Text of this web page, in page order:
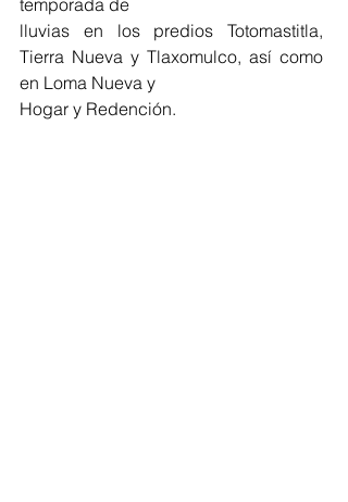
temporada de
lluvias en los predios Totomastitla,
Tierra Nueva y Tlaxomulco, así como
en Loma Nueva y
Hogar y Redención.